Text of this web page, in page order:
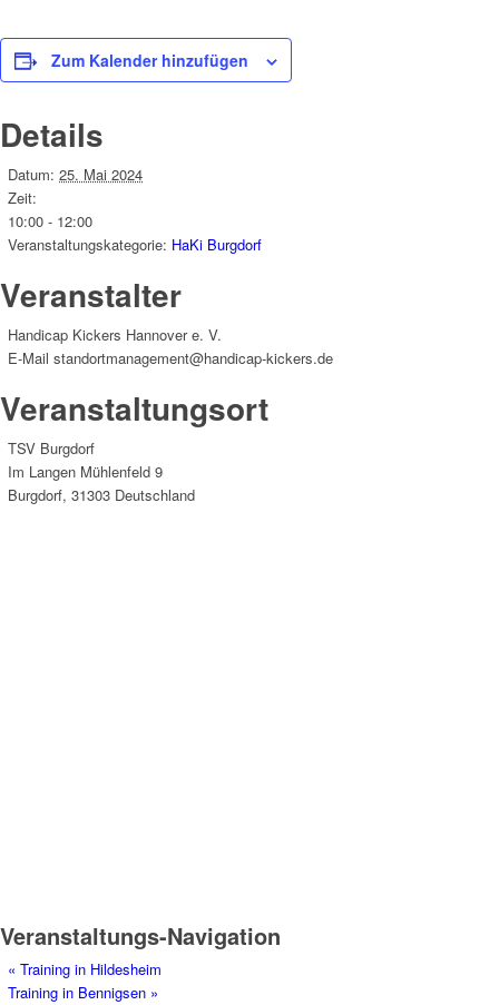
Zum Kalender hinzufügen
Details
Datum: 25. Mai 2024
Zeit:
10:00 - 12:00
Veranstaltungskategorie: HaKi Burgdorf
Veranstalter
Handicap Kickers Hannover e. V.
E-Mail standortmanagement@handicap-kickers.de
Veranstaltungsort
TSV Burgdorf
Im Langen Mühlenfeld 9
Burgdorf, 31303 Deutschland
Veranstaltungs-Navigation
« Training in Hildesheim
Training in Bennigsen »